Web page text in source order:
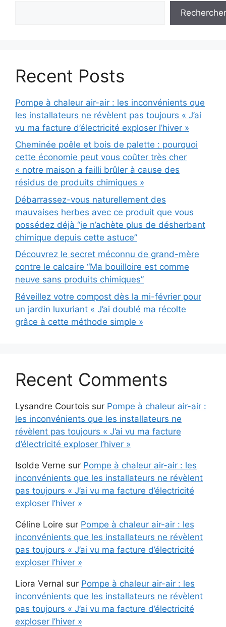
Rechercher
Recent Posts
Pompe à chaleur air-air : les inconvénients que
les installateurs ne révèlent pas toujours « J’ai
vu ma facture d’électricité exploser l’hiver »
Cheminée poêle et bois de palette : pourquoi
cette économie peut vous coûter très cher
« notre maison a failli brûler à cause des
résidus de produits chimiques »
Débarrassez-vous naturellement des
mauvaises herbes avec ce produit que vous
possédez déjà “je n’achète plus de désherbant
chimique depuis cette astuce”
Découvrez le secret méconnu de grand-mère
contre le calcaire “Ma bouilloire est comme
neuve sans produits chimiques”
Réveillez votre compost dès la mi-février pour
un jardin luxuriant « J’ai doublé ma récolte
grâce à cette méthode simple »
Recent Comments
Lysandre Courtois sur Pompe à chaleur air-air :
les inconvénients que les installateurs ne
révèlent pas toujours « J’ai vu ma facture
d’électricité exploser l’hiver »
Isolde Verne sur Pompe à chaleur air-air : les
inconvénients que les installateurs ne révèlent
pas toujours « J’ai vu ma facture d’électricité
exploser l’hiver »
Céline Loire sur Pompe à chaleur air-air : les
inconvénients que les installateurs ne révèlent
pas toujours « J’ai vu ma facture d’électricité
exploser l’hiver »
Liora Vernal sur Pompe à chaleur air-air : les
inconvénients que les installateurs ne révèlent
pas toujours « J’ai vu ma facture d’électricité
exploser l’hiver »